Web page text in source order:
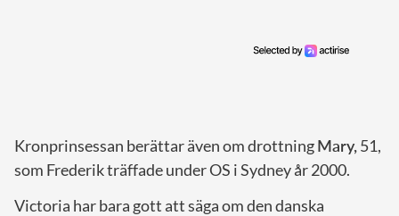
Kronprinsessan berättar även om drottningMary, 51,
som Frederik träffade under OS i Sydney år 2000.
Victoria har bara gott att säga om den danska